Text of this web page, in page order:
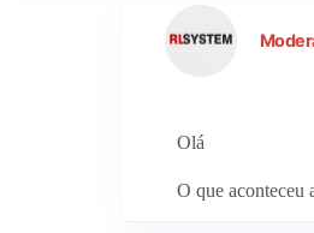
Olá
O que aconteceu